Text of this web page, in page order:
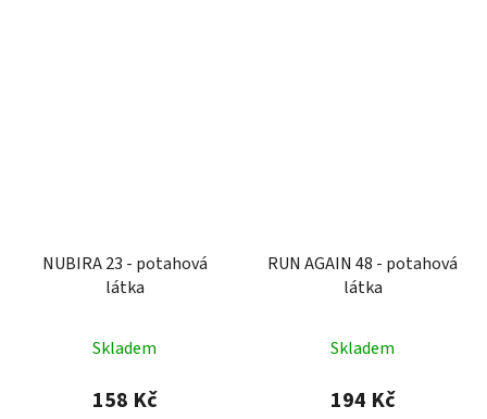
NUBIRA 23 - potahová
látka
Skladem
158 Kč
RUN AGAIN 48 - potahová
látka
Skladem
194 Kč